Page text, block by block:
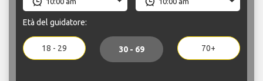
Età del guidatore:
18 - 29 30 - 69 70+